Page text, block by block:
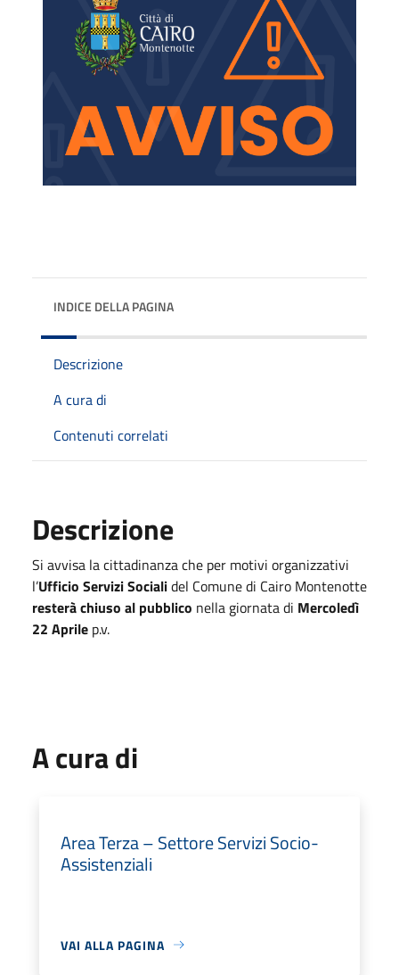
INDICE DELLA PAGINA
Descrizione
A cura di
Contenuti correlati
Descrizione
Si avvisa la cittadinanza che per motivi organizzativi
l’Ufficio Servizi Socialidel Comune di Cairo Montenotte
resterà chiuso al pubblico nella giornata di Mercoledì
22 Aprile p.v.
A cura di
Area Terza – Settore Servizi Socio-
Assistenziali
VAI ALLA PAGINA